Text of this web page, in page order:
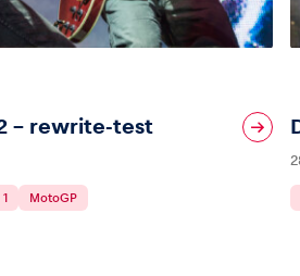
– rewrite-test
MotoGP